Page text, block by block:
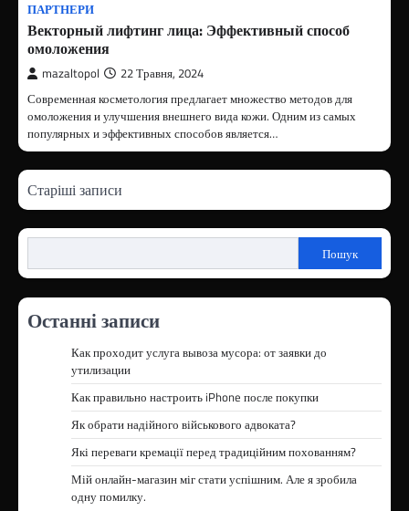
ПАРТНЕРИ
Векторный лифтинг лица: Эффективный способ
омоложения
mazaltopol 22 Травня, 2024
Современная косметология предлагает множество методов для
омоложения и улучшения внешнего вида кожи. Одним из самых
популярных и эффективных способов является…
Навігація
записів
Старіші записи
Пошук
Останні записи
Как проходит услуга вывоза мусора: от заявки до
утилизации
Как правильно настроить iPhone после покупки
Як обрати надійного військового адвоката?
Які переваги кремації перед традиційним похованням?
Мій онлайн-магазин міг стати успішним. Але я зробила
одну помилку.